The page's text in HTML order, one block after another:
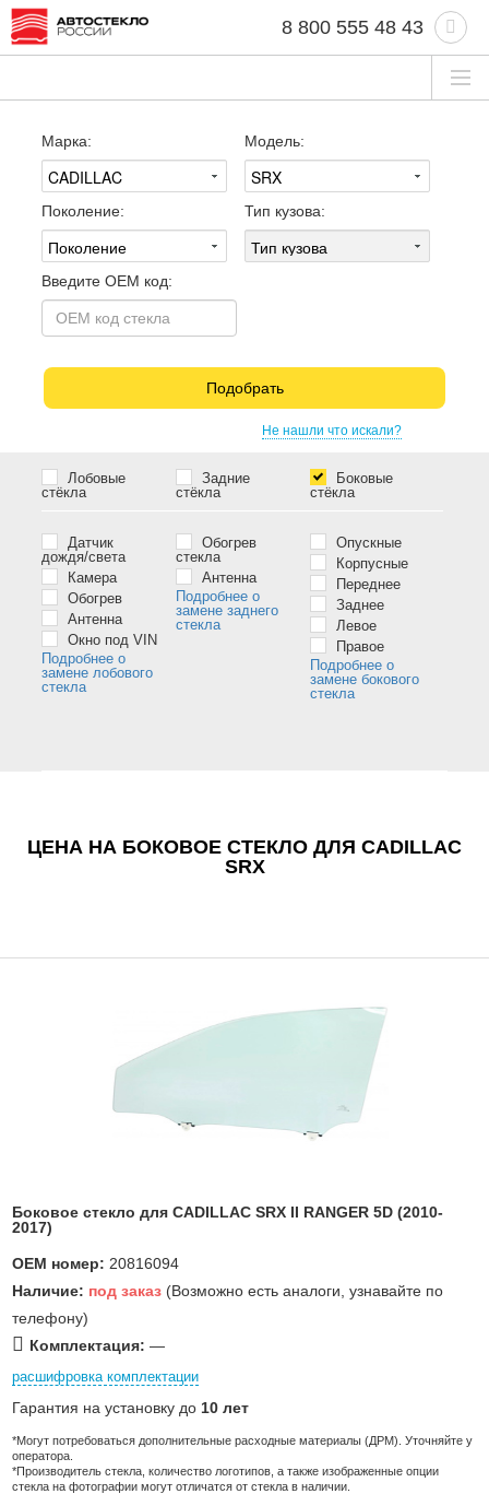
8 800 555 48 43
Марка: Модель:
Поколение: Тип кузова:
Введите OEM код:
Подобрать
Не нашли что искали?
Лобовые
стёкла
Датчик
дождя/света
Камера
Обогрев
Антенна
Окно под VIN
Подробнее о
замене лобового
стекла
Задние
стёкла
Обогрев
стекла
Антенна
Подробнее о
замене заднего
стекла
Боковые
стёкла
Опускные
Корпусные
Переднее
Заднее
Левое
Правое
Подробнее о
замене бокового
стекла
ЦЕНА НА БОКОВОЕ СТЕКЛО ДЛЯ CADILLAC
SRX
Боковое стекло для CADILLAC SRX II RANGER 5D (2010-
2017)
OEM номер: 20816094
Наличие: под заказ (Возможно есть аналоги, узнавайте по
телефону)
Комплектация: —
расшифровка комплектации
Гарантия на установку до 10 лет
*Могут потребоваться дополнительные расходные материалы (ДРМ). Уточняйте у
оператора.
*Производитель стекла, количество логотипов, а также изображенные опции
стекла на фотографии могут отличатся от стекла в наличии.